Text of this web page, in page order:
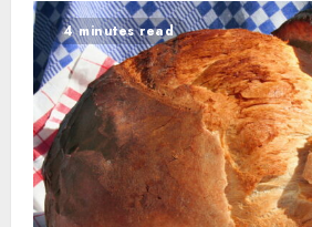
4 minutes read